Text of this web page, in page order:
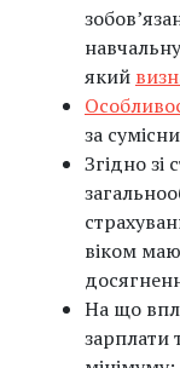
який
за
Згідно зі
віком
На що
зарплати